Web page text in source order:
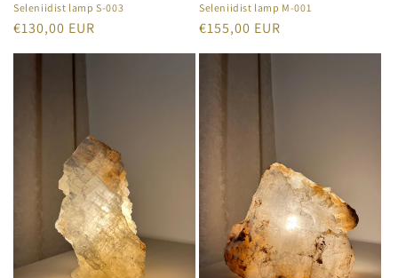
Seleniidist lamp S-003
Tavahind
€130,00 EUR
Seleniidist lamp M-001
Tavahind
€155,00 EUR